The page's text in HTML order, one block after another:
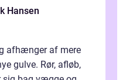
Hansen
afhænger af mere
gulve. Rør, afløb,